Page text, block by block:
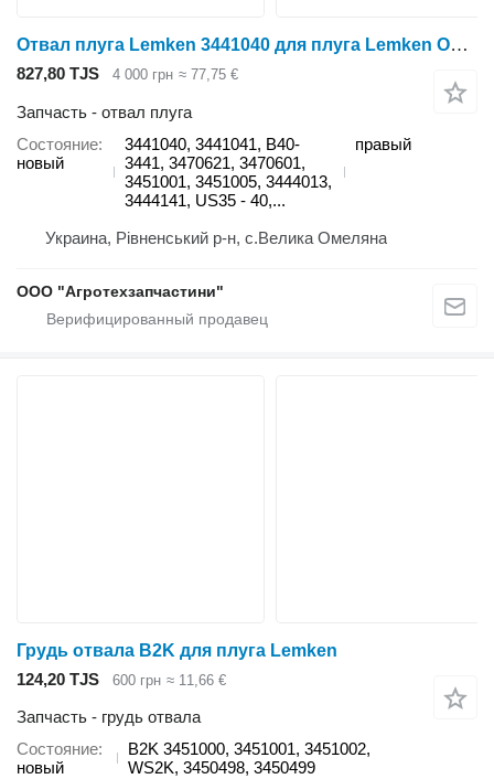
Отвал плуга Lemken 3441040 для плуга Lemken Opal, Europal, Variopal, Juwel, Diamant
827,80 TJS 4 000 грн ≈ 77,75 €
Запчасть - отвал плуга
Состояние
новый
3441040, 3441041, B40-
3441, 3470621, 3470601,
3451001, 3451005, 3444013,
3444141, US35 - 40,...
правый
Украина, Рівненський р-н, с.Велика Омеляна
ООО "Агротехзапчастини"
Грудь отвала B2K для плуга Lemken
124,20 TJS
600 грн ≈ 11,66 €
Запчасть - грудь отвала
Состояние
новый
B2K 3451000, 3451001, 3451002,
WS2K, 3450498, 3450499